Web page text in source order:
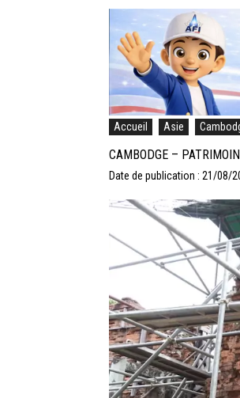
Accueil Asie
CAMBODGE –
Date de publication : 21/08/